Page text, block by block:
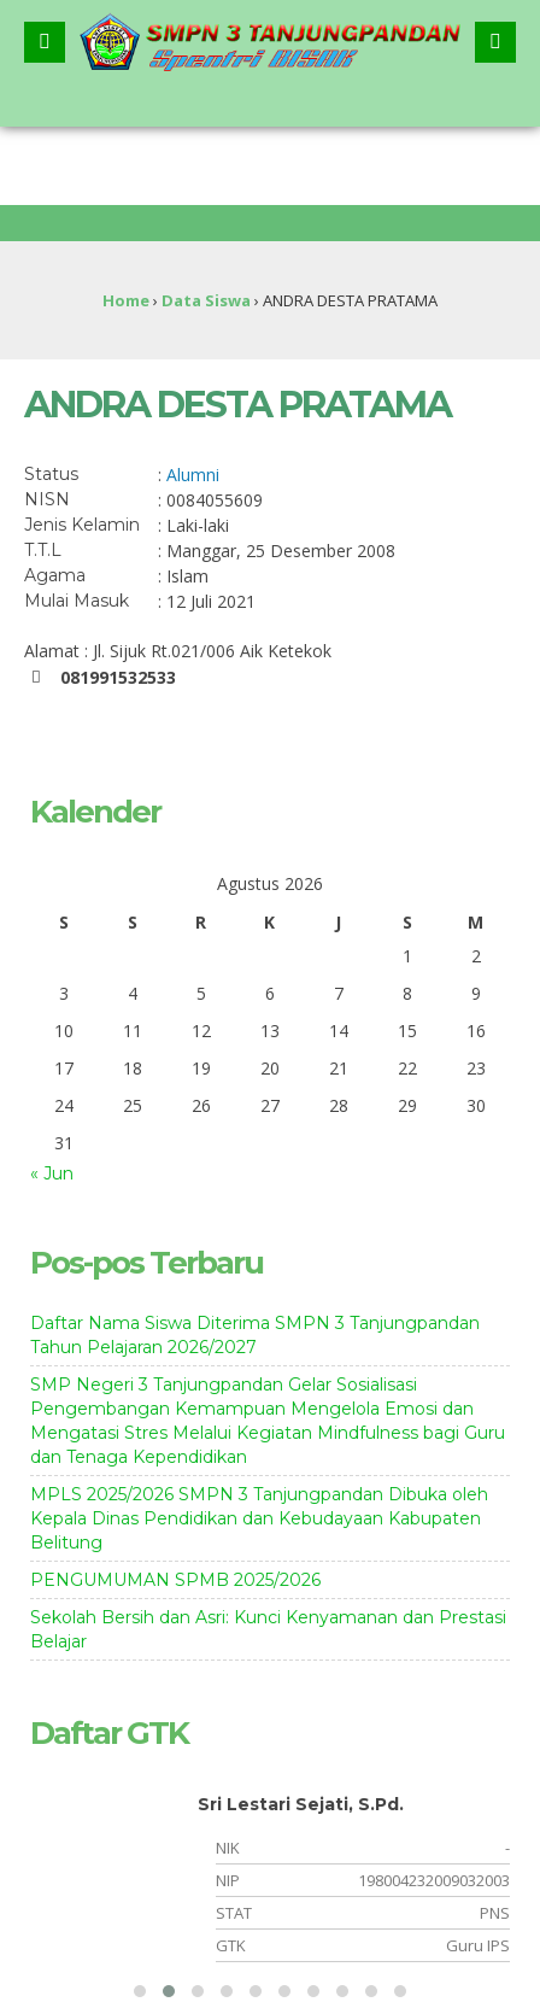
Home› Data Siswa › ANDRA DESTA PRATAMA
ANDRA DESTA PRATAMA
Status : Alumni
NISN : 0084055609
Jenis Kelamin : Laki-laki
T.T.L : Manggar, 25 Desember 2008
Agama : Islam
Mulai Masuk : 12 Juli 2021
Alamat : Jl. Sijuk Rt.021/006 Aik Ketekok
081991532533
Kalender
Agustus 2026
S
S R K J S
M
1
2
3
4 5 6 7 8
9
10
11 12 13 14 15
16
17
18 19 20 21 22
23
24
25 26 27 28 29
30
31
« Jun
Pos-pos Terbaru
Daftar Nama Siswa Diterima SMPN 3 Tanjungpandan
Tahun Pelajaran 2026/2027
SMP Negeri 3 Tanjungpandan Gelar Sosialisasi
Pengembangan Kemampuan Mengelola Emosi dan
Mengatasi Stres Melalui Kegiatan Mindfulness bagi Guru
dan Tenaga Kependidikan
MPLS 2025/2026 SMPN 3 Tanjungpandan Dibuka oleh
Kepala Dinas Pendidikan dan Kebudayaan Kabupaten
Belitung
PENGUMUMAN SPMB 2025/2026
Sekolah Bersih dan Asri: Kunci Kenyamanan dan Prestasi
Belajar
Daftar GTK
Sri Lestari Sejati, S.Pd.
NIK
-
NIP
198004232009032003
STAT
PNS
GTK
Guru IPS